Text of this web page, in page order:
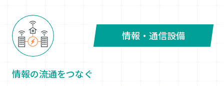
情報・通信設備
情報の流通をつなぐ